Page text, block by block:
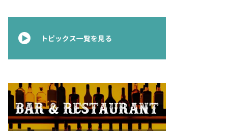
トピックス一覧を見る